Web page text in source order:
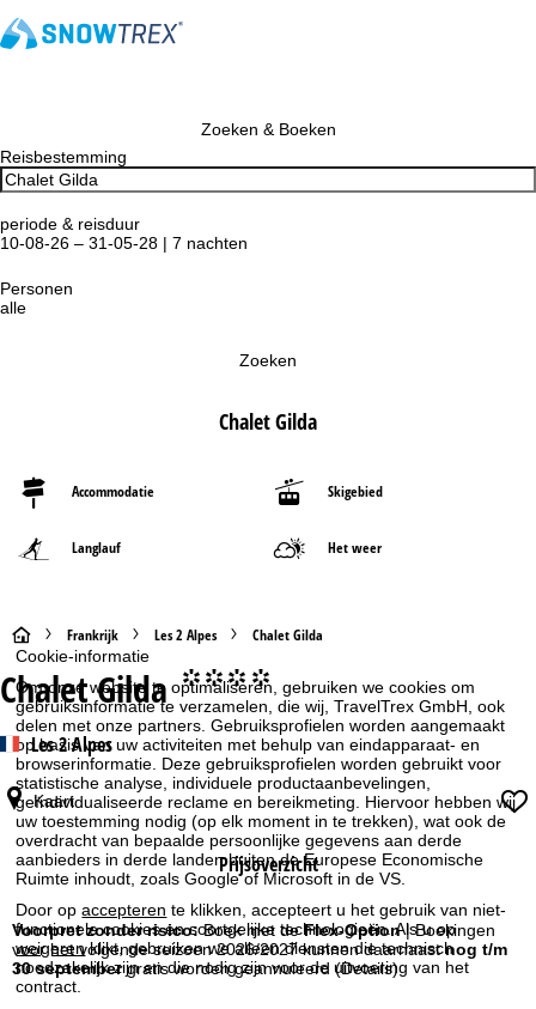
Cookie-informatie
Om onze website te optimaliseren, gebruiken we cookies om
gebruiksinformatie te verzamelen, die wij, TravelTrex GmbH, ook
delen met onze partners. Gebruiksprofielen worden aangemaakt
op basis van uw activiteiten met behulp van eindapparaat- en
browserinformatie. Deze gebruiksprofielen worden gebruikt voor
statistische analyse, individuele productaanbevelingen,
geïndividualiseerde reclame en bereikmeting. Hiervoor hebben wij
uw toestemming nodig (op elk moment in te trekken), wat ook de
overdracht van bepaalde persoonlijke gegevens aan derde
aanbieders in derde landen buiten de Europese Economische
Ruimte inhoudt, zoals Google of Microsoft in de VS.
Door opaccepteren te klikken, accepteert u het gebruik van niet-
functionele cookies en soortgelijke technologieën. Als u op
weigerenklikt, gebruiken we alleen diensten die technisch
noodzakelijk zijn en die nodig zijn voor de uitvoering van het
contract.
Zoeken & Boeken
Reisbestemming
periode & reisduur
10-08-26 – 31-05-28 | 7 nachten
Personen
alle
Zoeken
Chalet Gilda
Accommodatie Skigebied
Langlauf Het weer
S
t
a
r
t
p
a
g
Frankrijk Les 2 Alpes Chalet Gilda
Chalet Gilda °°°°
Les 2 Alpes
Kaart
Prijsoverzicht
Voorpret zonder risico:Boek met deFlex-Option| Boekingen
voor het volgende seizoen 2026/2027 kunnen daarnaastnog t/m
30 septembergratis worden geannuleerd(Details)